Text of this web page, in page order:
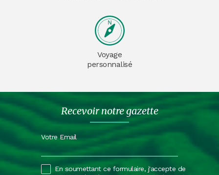
Voyage
personnalisé
Recevoir notre gazette
Votre Email
En soumettant ce formulaire, j'accepte de